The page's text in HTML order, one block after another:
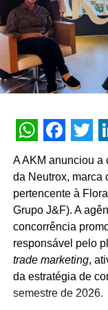
deixamos de nos
experiência de
É essa evolução
Experience”,
“Completar dez
mesmo
valor para o
Com um portfólio
gigantes do
BMG, Banco Inter,
Havaianas e
crescimento, a
das contas da
incentivo) e da
interno). Além da
Copa Energia
A AKM anunciou a
da Neutrox, marca
pertencente à
Grupo J&F). A
concorrência
responsável pelo
trade marketing,
da estratégia de
semestre de 2026.